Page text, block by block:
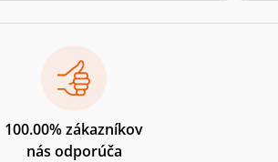
100.00% zákazníkov
nás odporúča